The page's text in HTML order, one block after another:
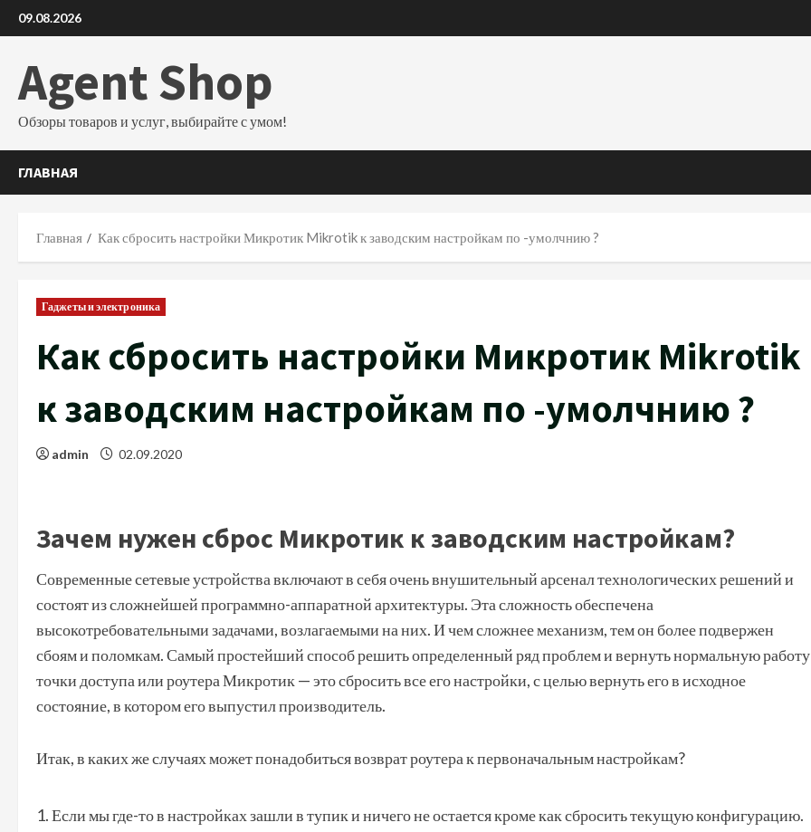
Перейти
к
09.08.2026
Agent Shop
Обзоры товаров и услуг, выбирайте с умом!
ГЛАВНАЯ
Главная Как сбросить настройки Микротик Mikrotik к заводским настройкам по -умолчнию ?
Гаджеты и электроника
Как сбросить настройки Микротик Mikrotik
к заводским настройкам по -умолчнию ?
admin 02.09.2020
Зачем нужен сброс Микротик к заводским настройкам?
Современные сетевые устройства включают в себя очень внушительный арсенал технологических решений и
состоят из сложнейшей программно-аппаратной архитектуры. Эта сложность обеспечена
высокотребовательными задачами, возлагаемыми на них. И чем сложнее механизм, тем он более подвержен
сбоям и поломкам. Самый простейший способ решить определенный ряд проблем и вернуть нормальную работу
точки доступа или роутера Микротик — это сбросить все его настройки, с целью вернуть его в исходное
состояние, в котором его выпустил производитель.
Итак, в каких же случаях может понадобиться возврат роутера к первоначальным настройкам?
Если мы где-то в настройках зашли в тупик и ничего не остается кроме как сбросить текущую конфигурацию.